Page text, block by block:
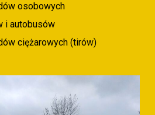
osobowych
i autobusów
ciężarowych (tirów)